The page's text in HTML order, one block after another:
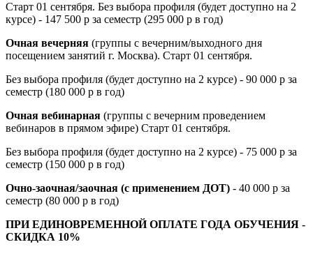
Старт 01 сентября. Без выбора профиля (будет доступно на 2
курсе) - 147 500 р за семестр (295 000 р в год)
Очная вечерняя (группы с вечерним/выходного дня
посещением занятий г. Москва). Старт 01 сентября.
Без выбора профиля (будет доступно на 2 курсе) - 90 000 р за
семестр (180 000 р в год)
Очная вебинарная (группы с вечерним проведением
вебинаров в прямом эфире) Старт 01 сентября.
Без выбора профиля (будет доступно на 2 курсе) - 75 000 р за
семестр (150 000 р в год)
Очно-заочная/заочная (с применением ДОТ) - 40 000 р за
семестр (80 000 р в год)
ПРИ ЕДИНОВРЕМЕННОЙ ОПЛАТЕ ГОДА ОБУЧЕНИЯ -
СКИДКА 10%